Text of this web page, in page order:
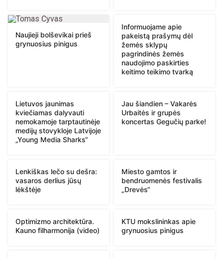
Naujieji bolševikai prieš
grynuosius pinigus
Informuojame apie
pakeistą prašymų dėl
žemės sklypų
pagrindinės žemės
naudojimo paskirties
keitimo teikimo tvarką
Lietuvos jaunimas
kviečiamas dalyvauti
nemokamoje tarptautinėje
medijų stovykloje Latvijoje
„Young Media Sharks“
Jau šiandien – Vakarės
Urbaitės ir grupės
koncertas Gegučių parke!
Lenkiškas lečo su dešra:
vasaros derlius jūsų
lėkštėje
Miesto gamtos ir
bendruomenės festivalis
„Drevės“
Optimizmo architektūra.
Kauno filharmonija (video)
KTU mokslininkas apie
grynuosius pinigus